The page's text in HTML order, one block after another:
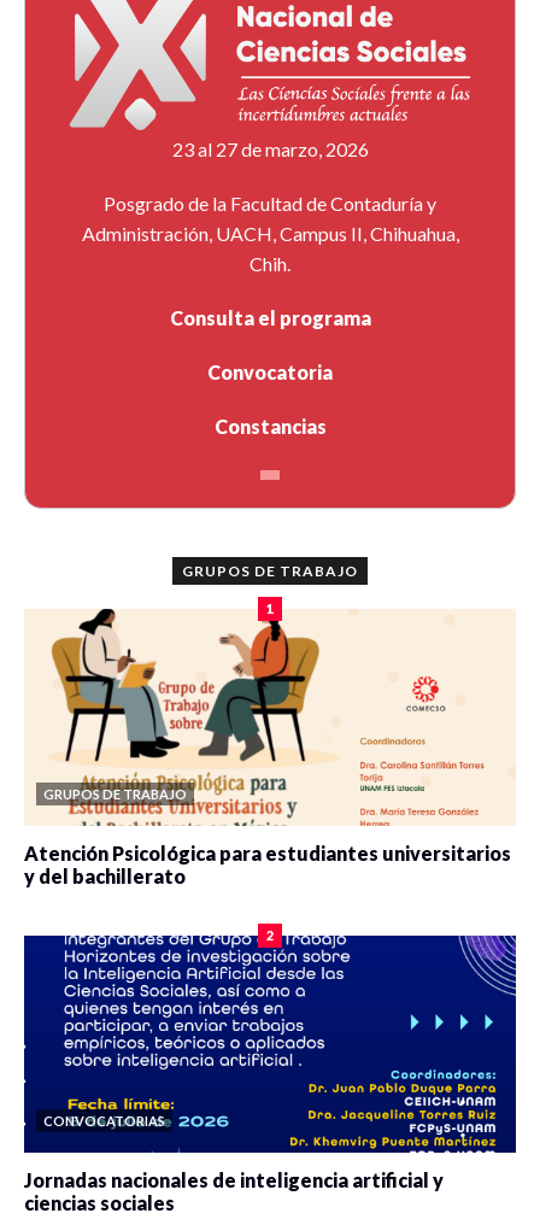
23 al 27 de marzo, 2026
Posgrado de la Facultad de Contaduría y
Administración, UACH, Campus II, Chihuahua,
Chih.
Consulta el programa
Convocatoria
Constancias
GRUPOS DE TRABAJO
1
GRUPOS DE TRABAJO
Atención Psicológica para estudiantes universitarios
y del bachillerato
2
CONVOCATORIAS
Jornadas nacionales de inteligencia artificial y
ciencias sociales